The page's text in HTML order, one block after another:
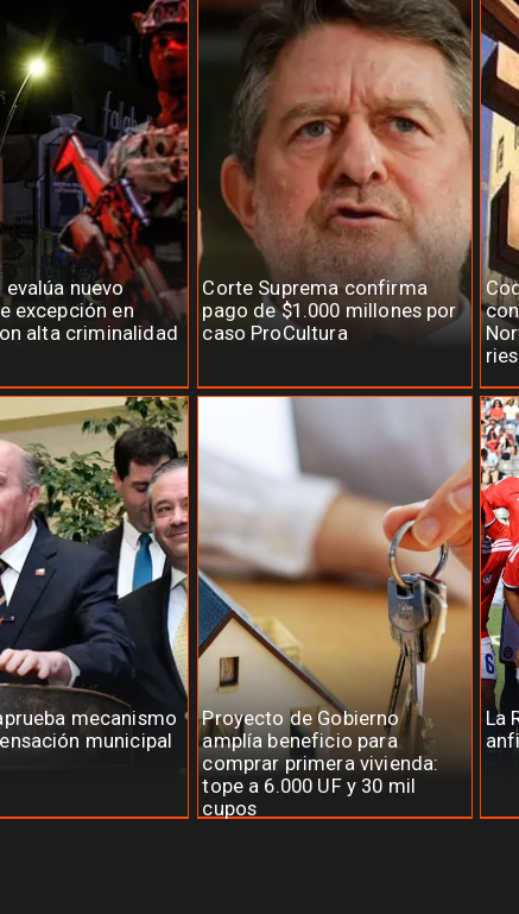
evalúa nuevo
excepción en
alta criminalidad
Corte Suprema confirma
pago de $1.000 millones por
caso ProCultura
mecanismo
municipal
Proyecto de Gobierno
amplía beneficio para
comprar primera vivienda:
tope a 6.000 UF y 30 mil
cupos
La